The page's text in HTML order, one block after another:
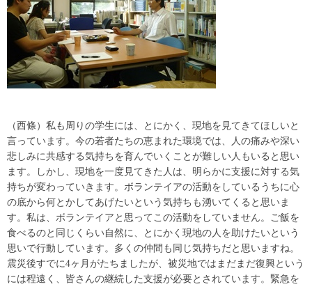
（西條）私も周りの学生には、とにかく、現地を見てきてほしいと
言っています。今の若者たちの恵まれた環境では、人の痛みや深い
悲しみに共感する気持ちを育んでいくことが難しい人もいると思い
ます。しかし、現地を一度見てきた人は、明らかに支援に対する気
持ちが変わっていきます。ボランテイアの活動をしているうちに心
の底から何とかしてあげたいという気持ちも湧いてくると思いま
す。私は、ボランテイアと思ってこの活動をしていません。ご飯を
食べるのと同じくらい自然に、とにかく現地の人を助けたいという
思いで行動しています。多くの仲間も同じ気持ちだと思いますね。
震災後すでに4ヶ月がたちましたが、被災地ではまだまだ復興という
には程遠く、皆さんの継続した支援が必要とされています。緊急を